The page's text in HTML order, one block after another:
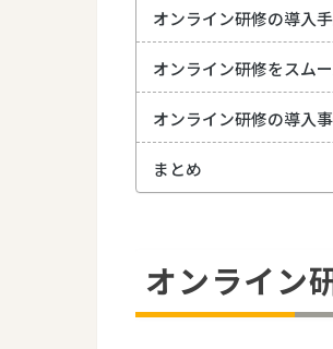
オンライン研修の導入
オンライン研修をスム
オンライン研修の導入
まとめ
オンライン